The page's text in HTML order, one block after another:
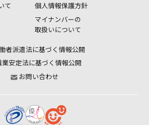
て
個人情報保護方針
マイナンバーの
取扱いについて
者派遣法に基づく情報公開
業安定法に基づく情報公開
お問い合わせ